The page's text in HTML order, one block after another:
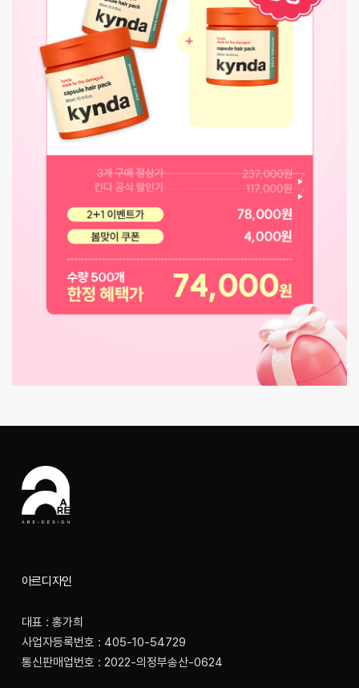
아르디자인
대표 : 홍가희
사업자등록번호 : 405-10-54729
통신판매업번호 : 2022-의정부송산-0624